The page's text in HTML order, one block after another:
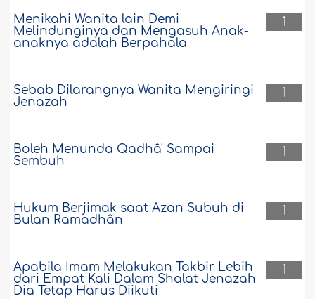
1
Menikahi Wanita lain Demi
Melindunginya dan Mengasuh Anak-
anaknya adalah Berpahala
1
Sebab Dilarangnya Wanita Mengiringi
Jenazah
1
Boleh Menunda Qadhâ' Sampai
Sembuh
1
Hukum Berjimak saat Azan Subuh di
Bulan Ramadhân
1
Apabila Imam Melakukan Takbir Lebih
dari Empat Kali Dalam Shalat Jenazah
Dia Tetap Harus Diikuti